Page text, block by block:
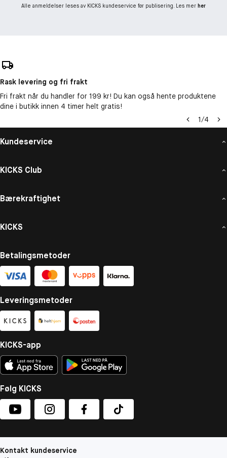
Alle anmeldelser leses av KICKS kundeservice før publisering. Les mer her
Rask levering og fri frakt
Fri frakt når du handler for 199 kr! Du kan også hente produktene
dine i butikk innen 4 timer helt gratis!
1/4
Kundeservice
KICKS Club
Bærekraftighet
KICKS
Betalingsmetoder
Leveringsmetoder
KICKS-app
Følg KICKS
Kontakt kundeservice